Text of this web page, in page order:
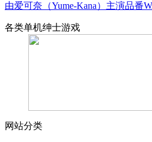
由爱可奈（Yume-Kana）主演品番
各类单机绅士游戏
网站分类